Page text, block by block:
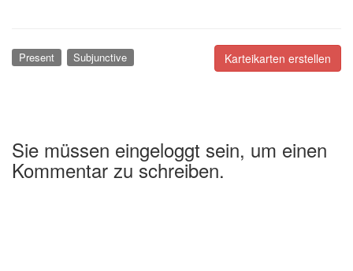
Karteikarten erstellen
Present Subjunctive
Sie müssen eingeloggt sein, um einen
Kommentar zu schreiben.